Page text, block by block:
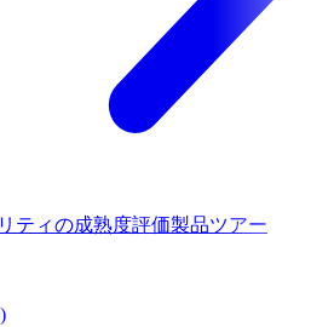
ティの成熟度評価製品ツアー